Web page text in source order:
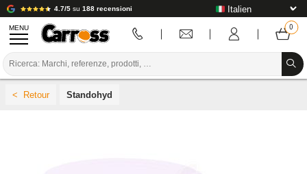
4.7/5 su 188 recensioni
MENU
Standohyd